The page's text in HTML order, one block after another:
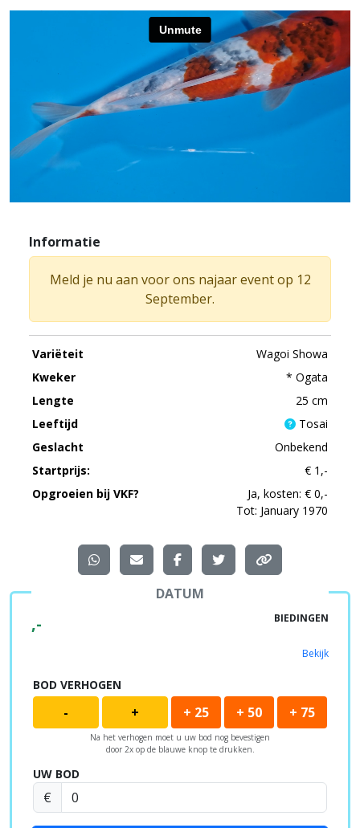
Informatie
Meld je nu aan voor ons najaar event op 12
September.
Variëteit
Wagoi Showa
Kweker
* Ogata
Lengte
25 cm
Leeftijd
Tosai
Geslacht
Onbekend
Startprijs:
€ 1,-
Opgroeien bij VKF?
Ja, kosten: € 0,-
Tot: January 1970
DATUM
,- BIEDINGEN
Bekijk
BOD VERHOGEN
- + + 25 + 50 + 75
Na het verhogen moet u uw bod nog bevestigen
door 2x op de blauwe knop te drukken.
UW BOD
€